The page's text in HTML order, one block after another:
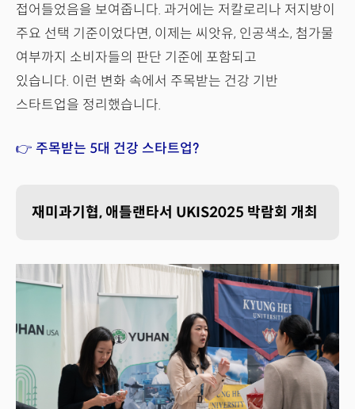
접어들었음을 보여줍니다. 과거에는 저칼로리나 저지방이
주요 선택 기준이었다면, 이제는 씨앗유, 인공색소, 첨가물
여부까지 소비자들의 판단 기준에 포함되고
있습니다. 이런 변화 속에서 주목받는 건강 기반
스타트업을 정리했습니다.
👉 주목받는 5대 건강 스타트업?
재미과기협, 애틀랜타서 UKIS2025 박람회 개최